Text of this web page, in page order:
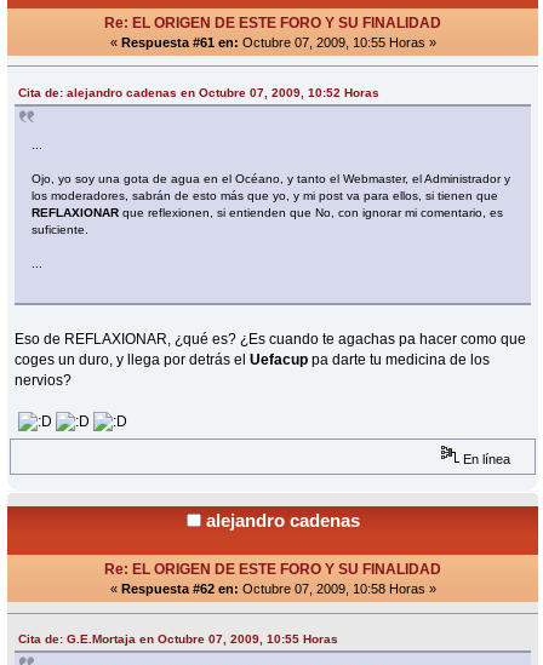
Re: EL ORIGEN DE ESTE FORO Y SU FINALIDAD
« Respuesta #61 en: Octubre 07, 2009, 10:55 Horas »
Cita de: alejandro cadenas en Octubre 07, 2009, 10:52 Horas
Ojo, yo soy una gota de agua en el Océano, y tanto el Webmaster, el Administrador y
los moderadores, sabrán de esto más que yo, y mi post va para ellos, si tienen que
REFLAXIONAR que reflexionen, si entienden que No, con ignorar mi comentario, es
suficiente.
Eso de REFLAXIONAR, ¿qué es? ¿Es cuando te agachas pa hacer como que
coges un duro, y llega por detrás elUefacup pa darte tu medicina de los
nervios?
En línea
alejandro cadenas
Re: EL ORIGEN DE ESTE FORO Y SU FINALIDAD
« Respuesta #62 en: Octubre 07, 2009, 10:58 Horas »
Cita de: G.E.Mortaja en Octubre 07, 2009, 10:55 Horas